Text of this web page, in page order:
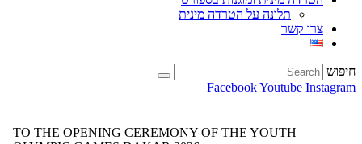
תלונה על הטרדה מינית
צרו קשר
חיפוש
FacebookYoutube Instagram